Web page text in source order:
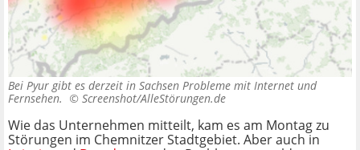
Bei Pyur gibt es derzeit in Sachsen Probleme mit Internet und
Fernsehen. © Screenshot/AlleStörungen.de
Wie das Unternehmen mitteilt, kam es am Montag zu
Störungen im Chemnitzer Stadtgebiet. Aber auch in